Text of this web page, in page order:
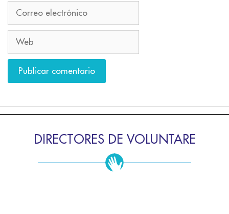
DIRECTORES DE VOLUNTARE